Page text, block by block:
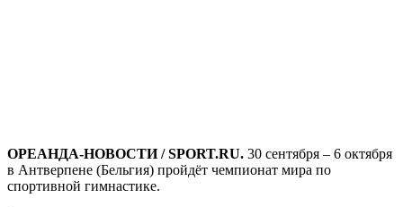
ОРЕАНДА-НОВОСТИ / SPORT.RU. 30 сентября – 6 октября
в Антверпене (Бельгия) пройдёт чемпионат мира по
спортивной гимнастике.